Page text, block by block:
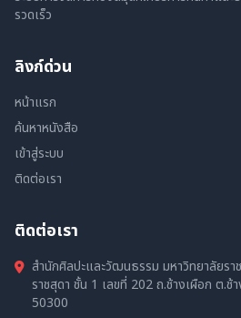
รวดเร็ว
ลิงก์ด่วน
หน้าแรก
ค้นหาหนังสือ
เข้าสู่ระบบ
ติดต่อเรา
ติดต่อเรา
สำนักศิลปะและวัฒนธรรม มหาวิทยาลัยรา
ราชสุดา ชั้น 1 เลขที่ 202 ถ.ช้างเผือก ต.ช้
50300